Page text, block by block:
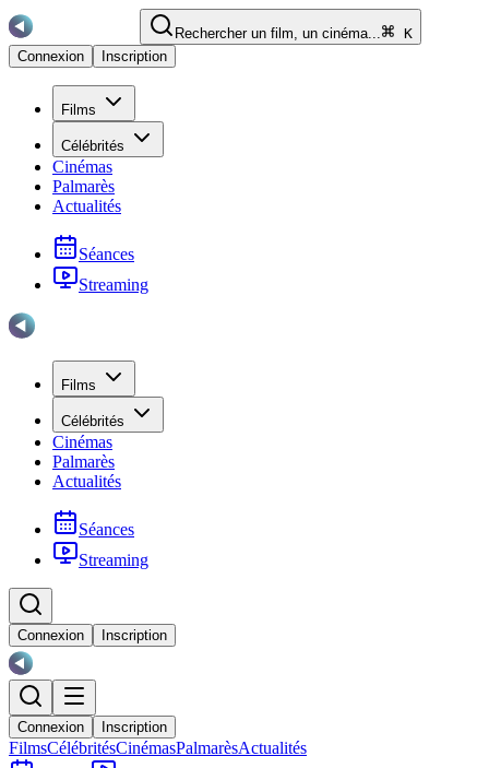
Rechercher un film, un cinéma...
K
Connexion
Inscription
Films
Célébrités
Cinémas
Palmarès
Actualités
Séances
Streaming
Films
Célébrités
Cinémas
Palmarès
Actualités
Séances
Streaming
Connexion Inscription
Connexion Inscription
FilmsCélébritésCinémasPalmarèsActualités